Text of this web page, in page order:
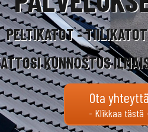
PELTIKATOT -
KUNNOSTUS
Ota yhteyttä